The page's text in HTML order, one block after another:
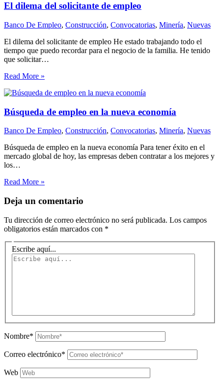
El dilema del solicitante de empleo
Banco De Empleo, Construcción, Convocatorias, Minería, Nuevas
El dilema del solicitante de empleo He estado trabajando todo el
tiempo que puedo recordar para el negocio de la familia. He tenido
que solicitar…
Read More »
Búsqueda de empleo en la nueva economía
Banco De Empleo, Construcción, Convocatorias, Minería, Nuevas
Búsqueda de empleo en la nueva economía Para tener éxito en el
mercado global de hoy, las empresas deben contratar a los mejores y
los…
Read More »
Deja un comentario
Tu dirección de correo electrónico no será publicada. Los campos
obligatorios están marcados con *
Escribe aquí...
Nombre*
Correo electrónico*
Web